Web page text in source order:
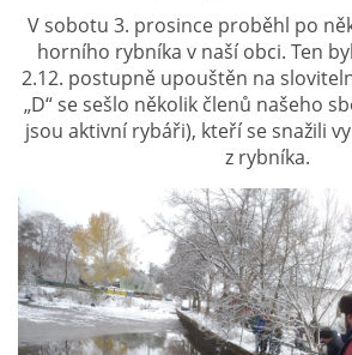
VÝKONNÝ VÝBOR SBORU
DOKUMENTY
FOTOGALERIE
PLÁNOVANÉ AKCE
V sobotu 3. prosince proběhl po
horního rybníka v naší obci. Ten
2.12. postupně upouštěn na
„D“ se sešlo několik členů našeho
jsou aktivní rybáři), kteří se snažili
z rybníka.